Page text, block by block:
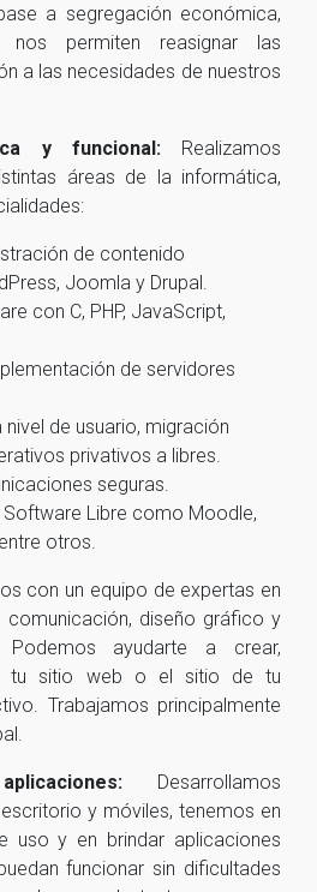
a segregación económica,
nos permiten reasignar las
a las necesidades de nuestros
y funcional: Realizamos
áreas de la informática,
de contenido
Joomla y Drupal.
con C, PHP, JavaScript,
de servidores
nivel de usuario, migración
privativos a libres.
seguras.
Libre como Moodle,
otros.
con un equipo de expertas en
diseño gráfico y
Podemos ayudarte a crear,
tu sitio web o el sitio de tu
Trabajamos principalmente
Desarrollamos
y móviles, tenemos en
uso y en brindar aplicaciones
funcionar sin dificultades